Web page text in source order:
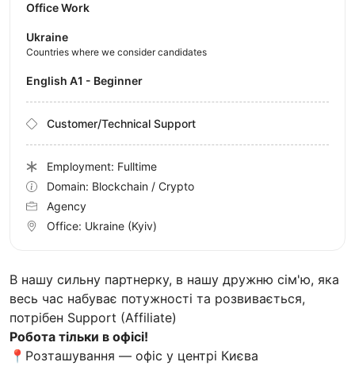
В нашу сильну партнерку, в нашу дружню сім'ю, яка
весь час набуває потужності та розвивається,
потрібен Support (Affiliate)
Робота тільки в офісі!
📍Розташування — офіс у центрі Києва
Office Work
Ukraine
Countries where we consider candidates
English A1 - Beginner
Customer/Technical Support
Employment: Fulltime
Domain: Blockchain / Crypto
Agency
Office: Ukraine (Kyiv)